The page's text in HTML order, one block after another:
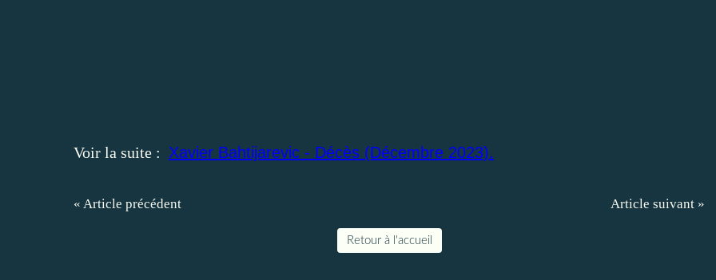
Voir la suite : Xavier Bahtijarevic - Décès (Décembre 2023).
« Article précédent Article suivant »
Retour à l'accueil